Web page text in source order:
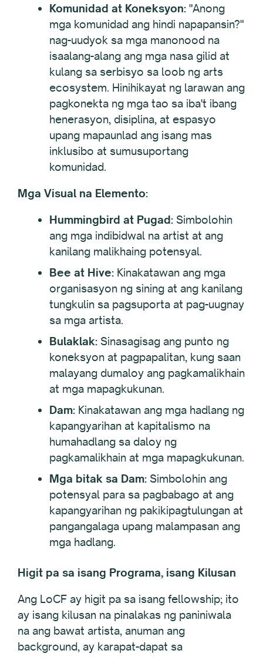
Komunidad at Koneksyon: "Anong
mga komunidad ang hindi napapansin?"
nag-uudyok sa mga manonood na
isaalang-alang ang mga nasa gilid at
kulang sa serbisyo sa loob ng arts
ecosystem. Hinihikayat ng larawan ang
pagkonekta ng mga tao sa iba't ibang
henerasyon, disiplina, at espasyo
upang mapaunlad ang isang mas
inklusibo at sumusuportang
komunidad.
Mga Visual na Elemento:
Hummingbird at Pugad: Simbolohin
ang mga indibidwal na artist at ang
kanilang malikhaing potensyal.
Bee at Hive: Kinakatawan ang mga
organisasyon ng sining at ang kanilang
tungkulin sa pagsuporta at pag-uugnay
sa mga artista.
Bulaklak: Sinasagisag ang punto ng
koneksyon at pagpapalitan, kung saan
malayang dumaloy ang pagkamalikhain
at mga mapagkukunan.
Dam: Kinakatawan ang mga hadlang ng
kapangyarihan at kapitalismo na
humahadlang sa daloy ng
pagkamalikhain at mga mapagkukunan.
Mga bitak sa Dam: Simbolohin ang
potensyal para sa pagbabago at ang
kapangyarihan ng pakikipagtulungan at
pangangalaga upang malampasan ang
mga hadlang.
Higit pa sa isang Programa, isang Kilusan
Ang LoCF ay higit pa sa isang fellowship; ito
ay isang kilusan na pinalakas ng paniniwala
na ang bawat artista, anuman ang
background, ay karapat-dapat sa